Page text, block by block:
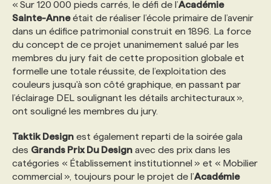
TENDANCES
ÉVÉNEMENTIEL
NOS AUTEUR‧RICES
ANNONCEZ AVEC NOUS
NOS FORMATEUR‧RICES
POURQUOI CHOISIR NOS FORMATIONS
NOS TARIFS
PROGRAMMES DE SUBVENTIONS
FAQ
NOS EXPERTISES
FAQ
ANNONCEZ AVEC NOUS
« Sur 120 000 pieds carrés, le défi de l’Académie
Sainte-Anneétait de réaliser l’école primaire de l’avenir
dans un édifice patrimonial construit en 1896. La force
du concept de ce projet unanimement salué par les
membres du jury fait de cette proposition globale et
formelle une totale réussite, de l’exploitation des
couleurs jusqu'à son côté graphique, en passant par
l’éclairage DEL soulignant les détails architecturaux »,
ont souligné les membres du jury.
Taktik Design est également reparti de la soirée gala
des Grands Prix Du Design avec des prix dans les
catégories « Établissement institutionnel » et « Mobilier
commercial », toujours pour le projet de l’Académie